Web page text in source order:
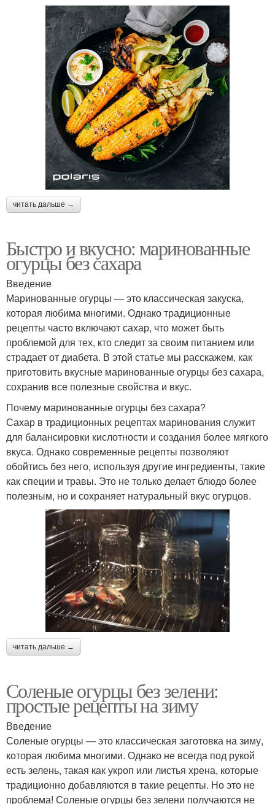
читать дальше →
Быстро и вкусно: маринованные
огурцы без сахара
Введение
Маринованные огурцы — это классическая закуска,
которая любима многими. Однако традиционные
рецепты часто включают сахар, что может быть
проблемой для тех, кто следит за своим питанием или
страдает от диабета. В этой статье мы расскажем, как
приготовить вкусные маринованные огурцы без сахара,
сохранив все полезные свойства и вкус.
Почему маринованные огурцы без сахара?
Сахар в традиционных рецептах маринования служит
для балансировки кислотности и создания более мягкого
вкуса. Однако современные рецепты позволяют
обойтись без него, используя другие ингредиенты, такие
как специи и травы. Это не только делает блюдо более
полезным, но и сохраняет натуральный вкус огурцов.
читать дальше →
Соленые огурцы без зелени:
простые рецепты на зиму
Введение
Соленые огурцы — это классическая заготовка на зиму,
которая любима многими. Однако не всегда под рукой
есть зелень, такая как укроп или листья хрена, которые
традиционно добавляются в такие рецепты. Но это не
проблема! Соленые огурцы без зелени получаются не